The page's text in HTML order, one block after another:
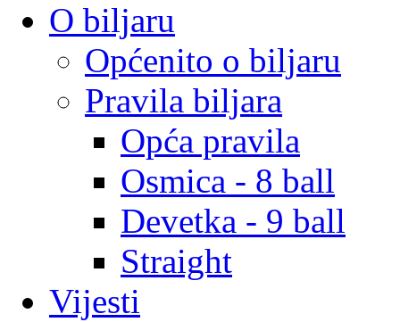
O biljaru
Općenito o biljaru
Pravila biljara
Opća pravila
Osmica - 8 ball
Devetka - 9 ball
Straight
Vijesti